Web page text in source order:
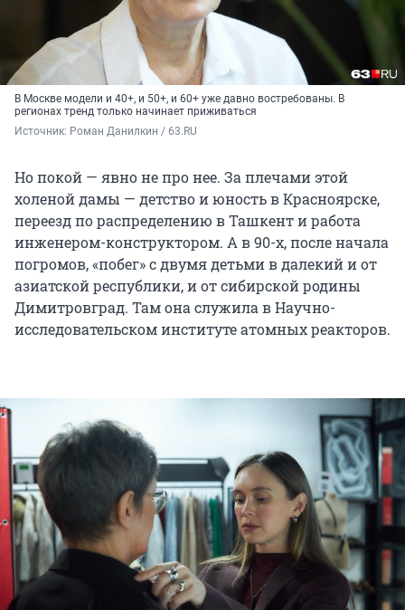
В Москве модели и 40+, и 50+, и 60+ уже давно востребованы. В
регионах тренд только начинает приживаться
Источник: Роман Данилкин / 63.RU
Но покой — явно не про нее. За плечами этой
холеной дамы — детство и юность в Красноярске,
переезд по распределению в Ташкент и работа
инженером-конструктором. А в 90-х, после начала
погромов, «побег» с двумя детьми в далекий и от
азиатской республики, и от сибирской родины
Димитровград. Там она служила в Научно-
исследовательском институте атомных реакторов.